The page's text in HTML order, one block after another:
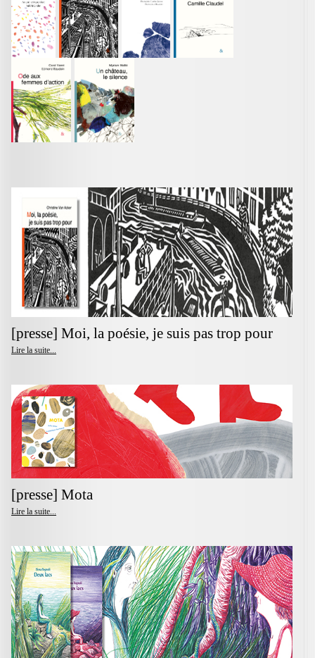
[presse] Moi, la poésie, je suis pas trop pour
Lire la suite...
[presse] Mota
Lire la suite...